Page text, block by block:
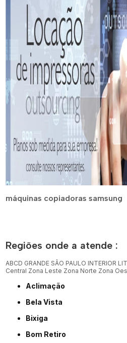
máquinas copiadoras samsung
Regiões onde a atende :
ABCD GRANDE SÃO PAULO INTERIOR
Central Zona Leste Zona Norte Zona
Aclimação
Bela Vista
Bixiga
Bom Retiro